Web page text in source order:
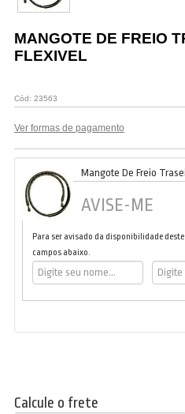
Vestuário
Promoções
MANGOTE DE FREIO
FLEXIVEL
Cód: 23563
Ver formas de pagamento
Mangote De Freio
AVISE-ME
Para ser avisado da disponibilidade
campos abaixo.
Calcule o frete